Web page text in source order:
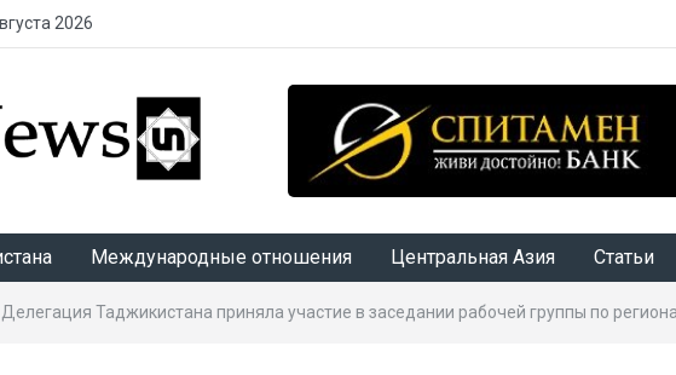
2026
Международные отношения Центральная Азия Статьи
Делегация Таджикистана приняла участие в заседании рабочей группы по